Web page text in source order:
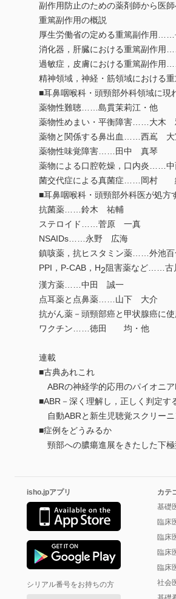
副作用防止のための薬剤師から
重篤副作用の概説
厚生労働省の定める重篤副作用
消化器，肝臓における重篤副作
過敏症，皮膚における重篤副作
精神領域，神経・筋領域におけ
■耳鼻咽喉科・頭頸部外科領域に現
薬物性難聴……島貫茉莉江・他
薬物性めまい・平衡障害……大木
薬物と関係する鼻出血……西嶌 大
薬物性味覚障害……田中 真琴
薬物による口腔乾燥，口内炎……中
菌交代症による真菌症……岡村
■耳鼻咽喉科・頭頸部外科医が処方
抗菌薬……鈴木 祐輔
ステロイド……菅原 一真
NSAIDs……永野 広海
鎮咳薬，抗ヒスタミン薬……外池百
PPI，P-CAB，H2阻害薬など……
漢方薬……中田 誠一
点耳薬と点鼻薬……山下 大介
抗がん薬－頭頸部癌と甲状腺癌
ワクチン……徳田 均・他
連載
■古典あれこれ
ABRの神経学的応用のパイオニ
■ABR－深く理解し，正しく判定す
自動ABRと新生児聴覚スクリ
■症例をどうみるか
頸部への膿瘍進展をきたした下
isho.jpアプリ
シリアル番号をお持ちの方
カテ
基礎
臨床
臨床
臨床
臨床
社会